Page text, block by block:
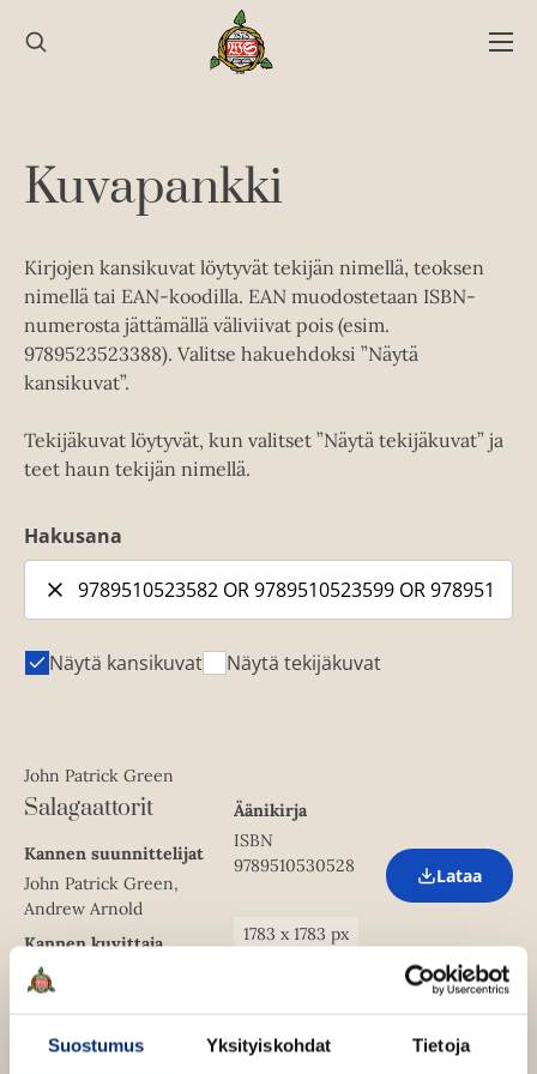
Suostumus Yksityiskohdat Tietoja
sisältöön
Kuvapankki
Kirjojen kansikuvat löytyvät tekijän nimellä, teoksen
nimellä tai EAN-koodilla. EAN muodostetaan ISBN-
numerosta jättämällä väliviivat pois (esim.
9789523523388). Valitse hakuehdoksi ”Näytä
kansikuvat”.
Tekijäkuvat löytyvät, kun valitset ”Näytä tekijäkuvat” ja
teet haun tekijän nimellä.
Hakusana
Näytä kansikuvat Näytä tekijäkuvat
John Patrick Green
Salagaattorit
Kannen suunnittelijat
John Patrick Green,
Andrew Arnold
Kannen kuvittaja
John Patrick Green
Äänikirja
ISBN
9789510530528
1783 x1783 px
O
p
n
s
i
e
Lataa
John Patrick Green